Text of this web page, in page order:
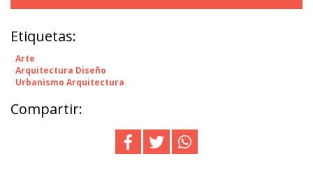
Etiquetas:
Arte
Arquitectura Diseño
Urbanismo Arquitectura
Compartir: